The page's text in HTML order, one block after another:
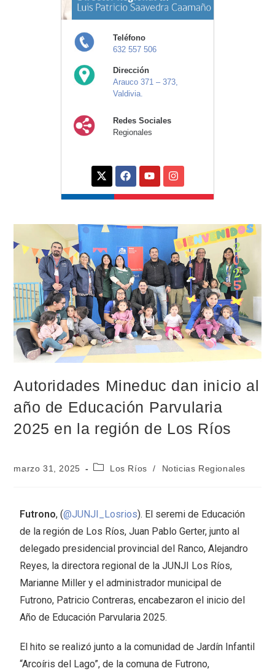
Teléfono
632 557 506
Dirección
Arauco 371 – 373,
Valdivia.
Redes Sociales
Regionales
Autoridades Mineduc dan inicio al
año de Educación Parvularia
2025 en la región de Los Ríos
marzo 31, 2025 Los Ríos / Noticias Regionales
Futrono, (@JUNJI_Losrios). El seremi de Educación
de la región de Los Ríos, Juan Pablo Gerter, junto al
delegado presidencial provincial del Ranco, Alejandro
Reyes, la directora regional de la JUNJI Los Ríos,
Marianne Miller y el administrador municipal de
Futrono, Patricio Contreras, encabezaron el inicio del
Año de Educación Parvularia 2025.
El hito se realizó junto a la comunidad de Jardín Infantil
“Arcoíris del Lago”, de la comuna de Futrono,